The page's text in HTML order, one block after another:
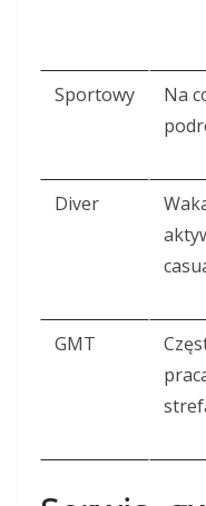
Sportowy
Na
Diver
GMT